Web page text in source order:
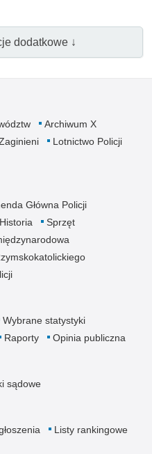
dodatkowe ↓
Archiwum X
Lotnictwo Policji
Główna Policji
Historia
Sprzęt
Wybrane statystyki
Raporty Opinia publiczna
sądowe
Listy rankingowe